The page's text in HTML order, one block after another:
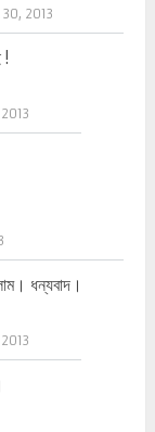
30, 2013
!
ধন্যবাদ।